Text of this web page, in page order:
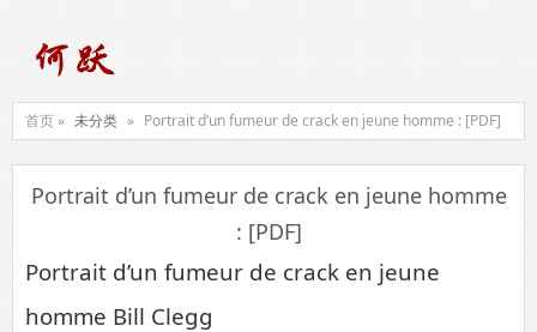
首页 » 未分类 » Portrait d’un fumeur de crack en jeune homme : [PDF]
Portrait d’un fumeur de crack en jeune homme
: [PDF]
Portrait d’un fumeur de crack en jeune
homme Bill Clegg